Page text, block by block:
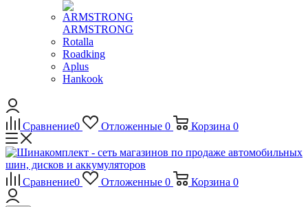
ARMSTRONG
Rotalla
Roadking
Aplus
Hankook
Сравнение0 Отложенные 0 Корзина 0
Сравнение0 Отложенные 0 Корзина 0